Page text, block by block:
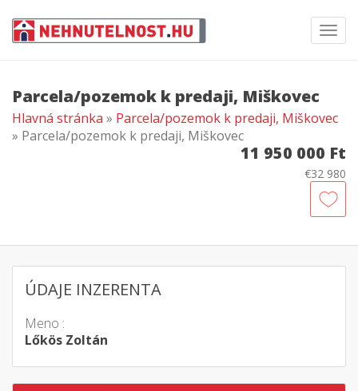
Parcela/pozemok k predaji, Miškovec
Hlavná stránka » Parcela/pozemok k predaji, Miškovec
» Parcela/pozemok k predaji, Miškovec
11 950 000 Ft
€32 980
ÚDAJE INZERENTA
Meno :
Lőkös Zoltán